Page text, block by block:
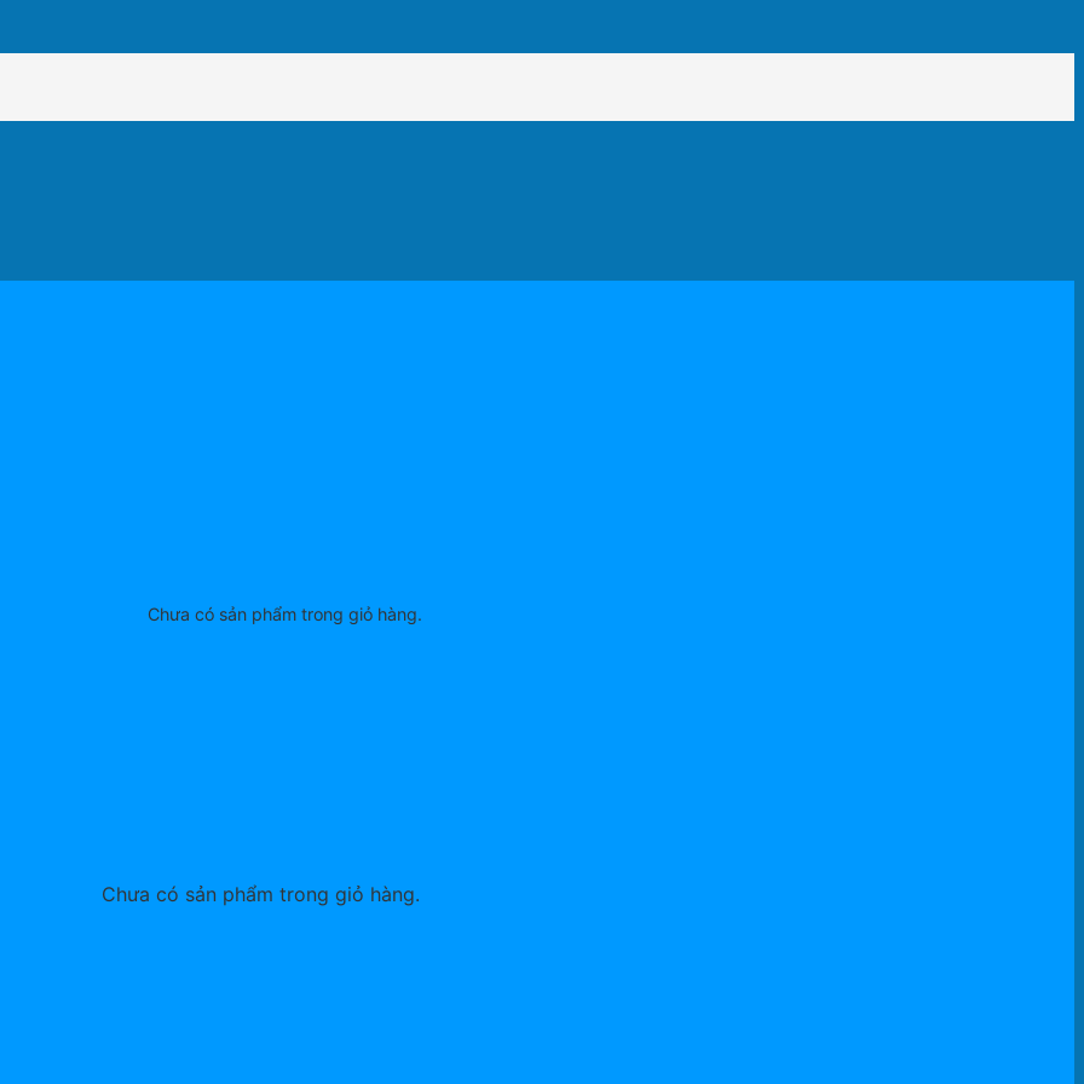
Chưa có sản phẩm trong giỏ hàng.
Chưa có sản phẩm trong giỏ hàng.